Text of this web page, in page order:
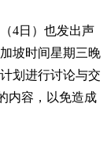
4日）也发出声
坡时间星期三晚
划进行讨论与交
内容，以免造成